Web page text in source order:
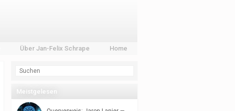
Home
Über Jan-Felix Schrape
Meistgelesen